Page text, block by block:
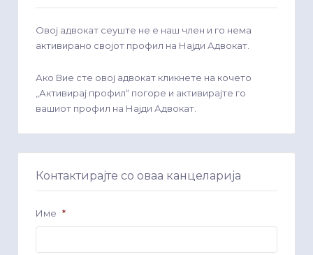
Овој адвокат сеуште не е наш член и го нема
активирано својот профил на Најди Адвокат.
Ако Вие сте овој адвокат кликнете на кочето
„Активирај профил“ погоре и активирајте го
вашиот профил на Најди Адвокат.
Контактирајте со оваа канцеларија
Име *